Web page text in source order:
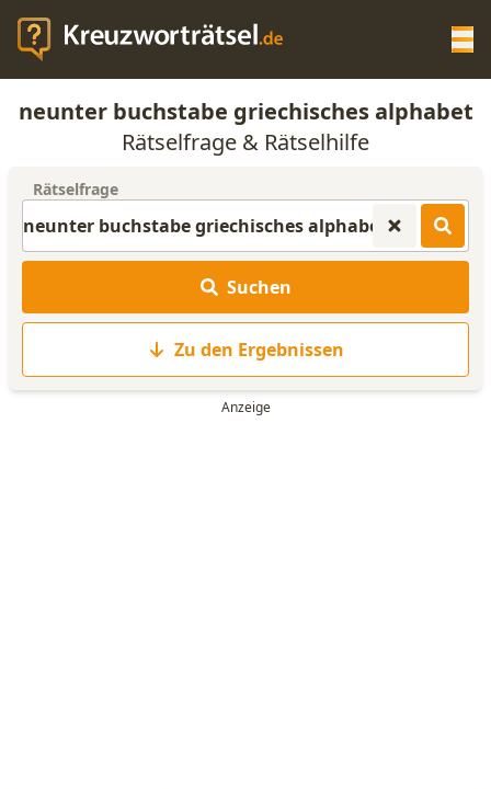
KREUZWORTRÄTSEL-HILFE
ANAGRAMM-GENERATOR
WORTLISTE
neunter buchstabe griechisches alphabet
Rätselfrage & Rätselhilfe
Rätselfrage
Suchen
Zu den Ergebnissen